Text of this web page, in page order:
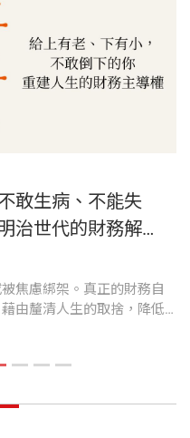
敢生病、不能失
治世代的財務解
焦慮綁架。真正的財務自
由釐清人生的取捨，降低
指數化投資」，以拿回人